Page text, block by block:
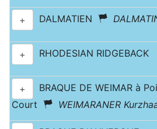
+ DALMATIEN
+ RHODESIAN RIDGEBACK
+
BRAQUE DE WEIMAR à
Court
WEIMARANER